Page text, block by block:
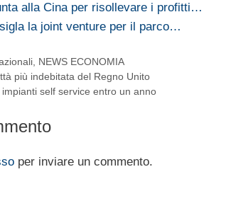
alla Cina per risollevare i profitti…
la joint venture per il parco…
NEWS ECONOMIA
più indebitata del Regno Unito
self service entro un anno
per inviare un commento.